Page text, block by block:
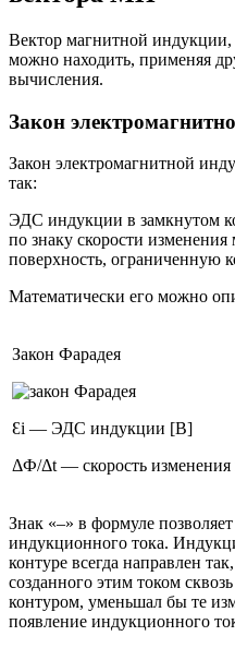
Вектор магнитной
можно находить, применяя
вычисления.
Закон
Закон электромагнитной
так:
ЭДС индукции в замкнутом
по знаку скорости изменения
поверхность, ограниченную
Математически его можно
Закон Фарадея
Ɛi — ЭДС индукции [В]
ΔФ/Δt — скорость изменения
Знак «–» в формуле
индукционного тока.
контуре всегда направлен
созданного этим током
контуром, уменьшал бы те
появление индукционного